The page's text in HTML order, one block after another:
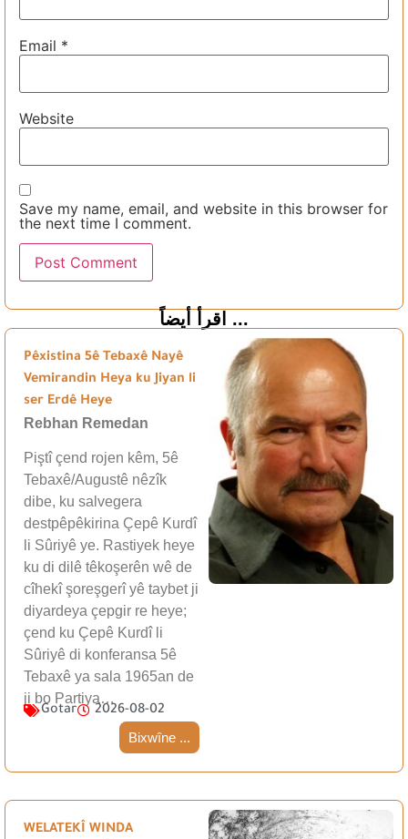
Email *
Website
Save my name, email, and website in this browser for
the next time I comment.
اقرأ أيضاً ...
Pêxistina 5ê Tebaxê Nayê
Vemirandin Heya ku Jiyan li
ser Erdê Heye
Rebhan Remedan
Piştî çend rojen kêm, 5ê
Tebaxê/Augustê nêzîk
dibe, ku salvegera
destpêpêkirina Çepê Kurdî
li Sûriyê ye. Rastiyek heye
ku di dilê têkoşerên wê de
cîhekî şoreşgerî yê taybet ji
diyardeya çepgir re heye;
çend ku Çepê Kurdî li
Sûriyê di konferansa 5ê
Tebaxê ya sala 1965an de
ji bo Partiya…
Gotar 2026-08-02
Bixwîne ...
WELATEKÎ WINDA